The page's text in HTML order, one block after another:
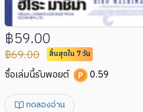
฿59.00
฿69.00 สิ้นสุดใน 7 วัน
ซื้อเล่มนี้รับพอยต์ 0.59
ทดลองอ่าน